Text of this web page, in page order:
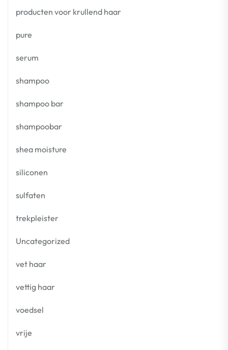
producten voor krullend haar
pure
serum
shampoo
shampoo bar
shampoobar
shea moisture
siliconen
sulfaten
trekpleister
Uncategorized
vet haar
vettig haar
voedsel
vrije